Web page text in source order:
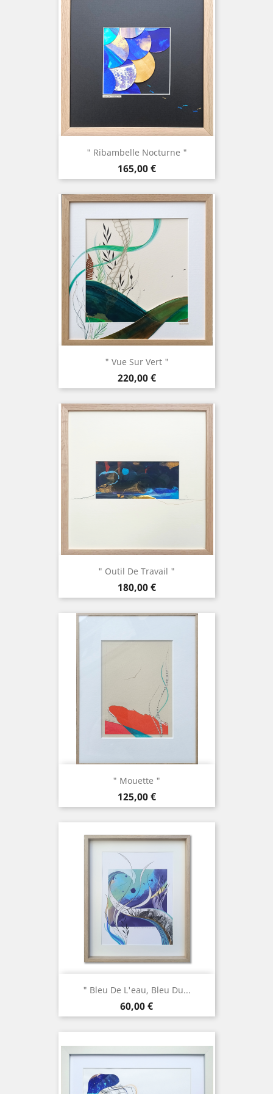
" Ribambelle Nocturne "
Prix
165,00 €
" Vue Sur Vert "
Prix
220,00 €
" Outil De Travail "
Prix
180,00 €
" Mouette "
Prix
125,00 €
" Bleu De L'eau, Bleu Du...
Prix
60,00 €